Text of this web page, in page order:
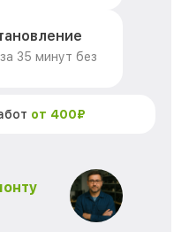
35 минут без
от 400₽